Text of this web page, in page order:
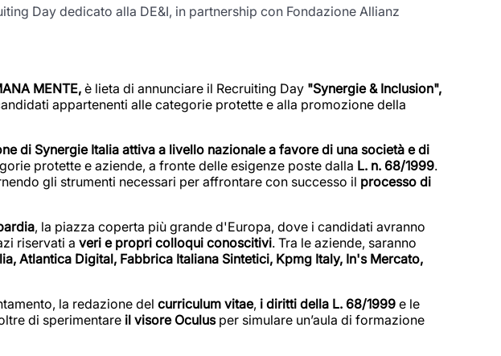
Day dedicato alla DE&I, in partnership con Fondazione Allianz
MENTE, è lieta di annunciare il Recruiting Day "Synergie & Inclusion",
appartenenti alle categorie protette e alla promozione della
di Synergie Italia attiva a livello nazionale a favore di una società e di
protette e aziende, a fronte delle esigenze poste dalla L. n. 68/1999.
gli strumenti necessari per affrontare con successo il processo di
, la piazza coperta più grande d'Europa, dove i candidati avranno
riservati a veri e propri colloqui conoscitivi. Tra le aziende, saranno
Atlantica Digital, Fabbrica Italiana Sintetici, Kpmg Italy, In's Mercato,
la redazione del curriculum vitae, i diritti della L. 68/1999 e le
di sperimentare il visore Oculusper simulare un’aula di formazione